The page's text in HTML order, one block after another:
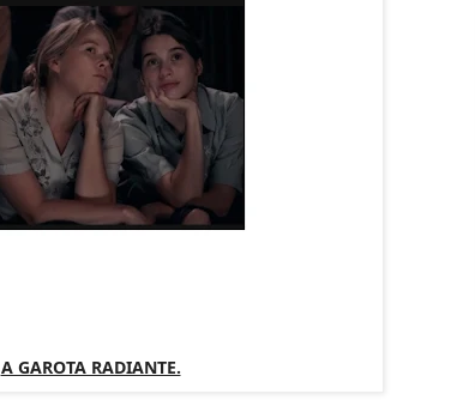
A GAROTA RADIANTE.